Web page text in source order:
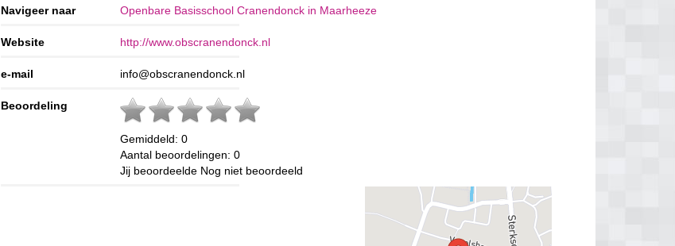
Navigeer naar Openbare Basisschool Cranendonck in Maarheeze
Website http://www.obscranendonck.nl
e-mail info@obscranendonck.nl
Beoordeling
Gemiddeld:0
Aantal beoordelingen:0
Jij beoordeelde Nog niet beoordeeld